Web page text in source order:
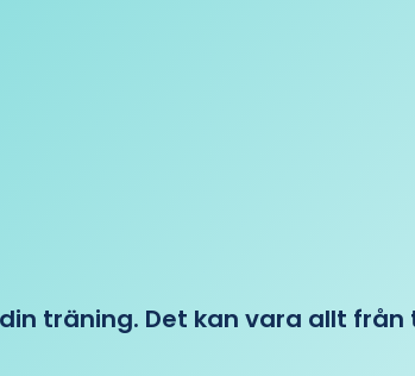
träning. Det kan vara allt